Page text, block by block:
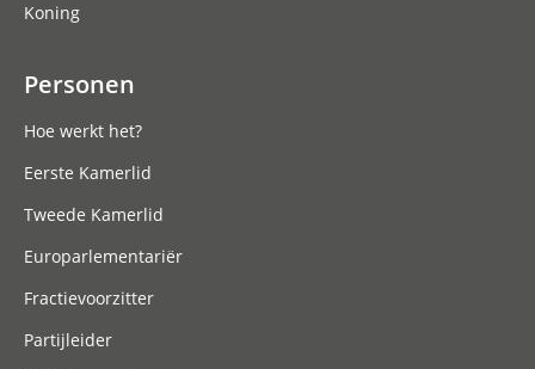
Koning
Personen
Hoe werkt het?
Eerste Kamerlid
Tweede Kamerlid
Europarlementariër
Fractievoorzitter
Partijleider